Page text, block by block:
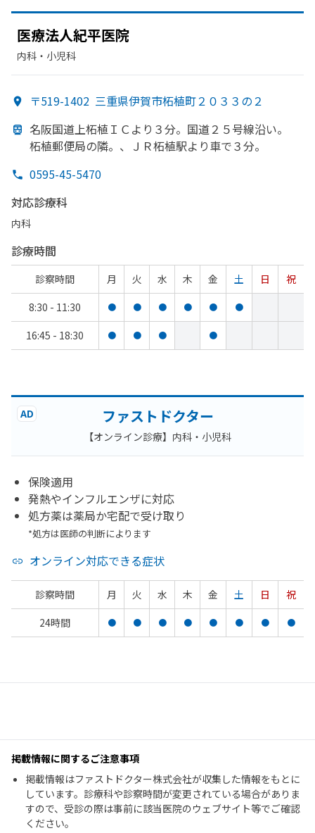
医療法人紀平医院
内科・​小児科
〒519-1402 三重県伊賀市柘植町２０３３の２
名阪国道上柘植ＩＣより ３分。 国道２５号線沿い。
柘植郵便局の隣。、 ＪＲ柘植駅より車で３分。
0595-45-5470
対応診療科
内科
診療時間
診察時間 月 火 水 木 金 土 日
祝
8:30 - 11:30
● ● ● ● ● ●
16:45 - 18:30 ● ● ● ●
AD ファストドクター
【オンライン診療】内科・小児科
保険適用
発熱やインフルエンザに対応
処方薬は薬局か宅配で受け取り
*処方は医師の判断によります
オンライン対応できる症状
診察時間 月 火 水 木 金 土 日
祝
24時間
● ● ● ● ● ● ● ●
掲載情報に関するご注意事項
掲載情報はファストドクター株式会社が収集した情報をもとに
しています。診療科や診察時間が変更されている場合がありま
すので、受診の際は事前に該当医院のウェブサイト等でご確認
ください。